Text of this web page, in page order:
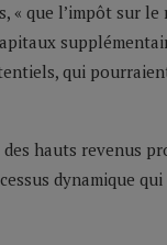
« que l’impôt sur
qui
hauts revenus
dynamique